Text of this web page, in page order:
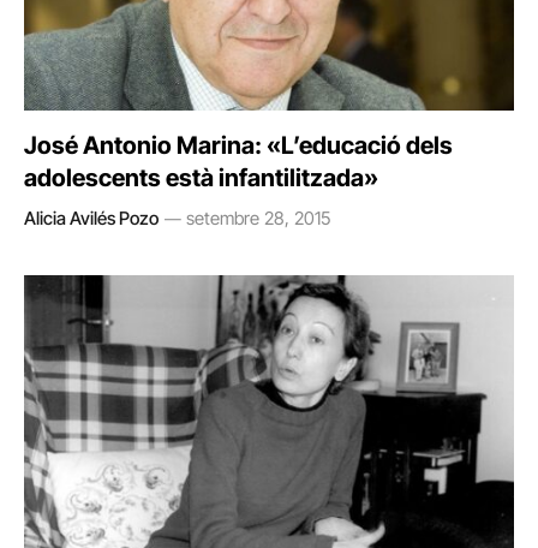
José Antonio Marina: «L’educació dels
adolescents està infantilitzada»
Alicia Avilés Pozo setembre 28, 2015